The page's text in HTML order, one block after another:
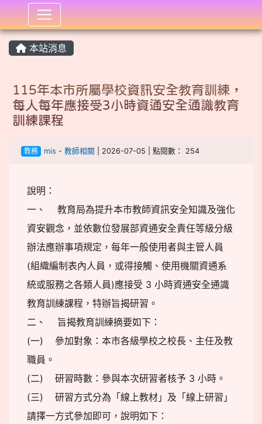
:::
本站消息
115年本市所屬學校資訊安全教育訓練，
每人每年應接受3小時資通安全通識教育
訓練課程
教務 mis - 教師相關 | 2026-07-05 | 點閱數： 254
說明：
一、 教育局為提升本市教師資訊安全知識及強化
資安觀念，並依數位發展部資通安全責任等級分級
辦法應辦事項規定，每年一般使用者與主管人員
(組織編制表內人員，或得接觸、使用機關資通系
統或服務之各類人員)應接受 3 小時資通安全通識
教育訓練課程，特辦旨揭研習。
二、 旨揭教育訓練摘要如下：
(一) 參加對象：本市各級學校之校長、主任及教
職員。
(二) 研習時數：參與本次研習者核予 3 小時。
(三) 研習方式分為「線上教材」及「線上研習」
請擇一方式參加即可，說明如下：